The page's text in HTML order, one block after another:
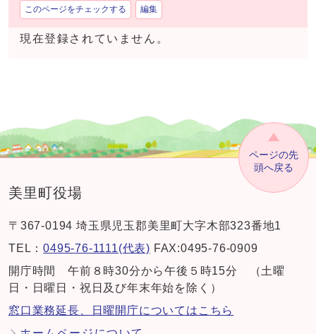
このページをチェックする 編集
現在登録されていません。
ページの先
頭へ戻る
美里町役場
〒367-0194 埼玉県児玉郡美里町大字木部323番地1
TEL：0495-76-1111(代表) FAX:0495-76-0909
開庁時間 午前８時30分から午後５時15分 （土曜
日・日曜日・祝日及び年末年始を除く）
窓口業務延長、日曜開庁についてはこちら